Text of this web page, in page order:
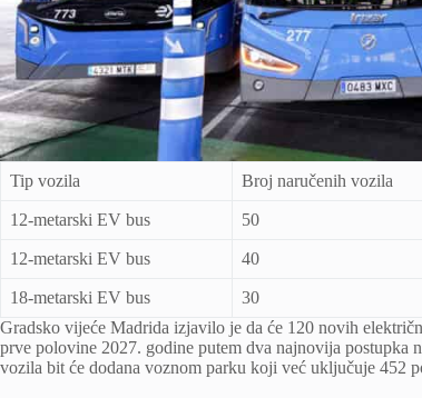
Tip vozila Broj naručenih vozila
12-metarski EV bus 50
12-metarski EV bus 40
18-metarski EV bus 30
Gradsko vijeće Madrida izjavilo je da će 120 novih
prve polovine 2027. godine putem dva najnovija
vozila bit će dodana voznom parku koji već uključuje 452